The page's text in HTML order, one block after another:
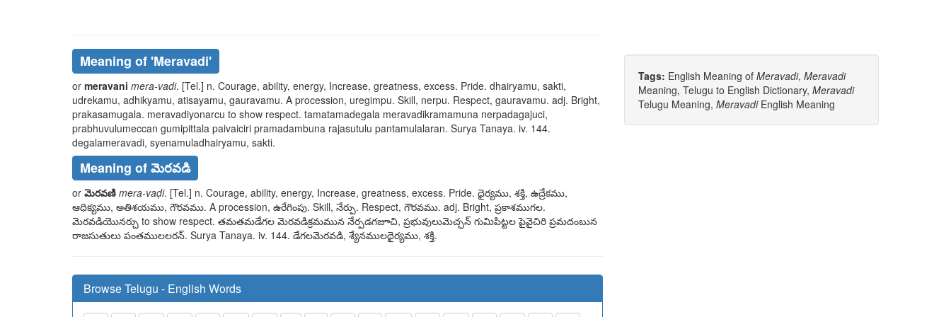
Meaning of 'meravadi'
or meravani mera-vadi. [Tel.] n. Courage, ability, energy, Increase, greatness, excess. Pride. dhairyamu, sakti,
udrekamu, adhikyamu, atisayamu, gauravamu. A procession, uregimpu. Skill, nerpu. Respect, gauravamu. adj. Bright,
prakasamugala. meravadiyonarcu to show respect. tamatamadegala meravadikramamuna nerpadagajuci,
prabhuvulumeccan gumipittala paivaiciri pramadambuna rajasutulu pantamulalaran. Surya Tanaya. iv. 144.
degalameravadi, syenamuladhairyamu, sakti.
Meaning of మెరవడి
or మెరవణి mera-vaḍi. [Tel.] n. Courage, ability, energy, Increase, greatness, excess. Pride. ధైర్యము, శక్తి, ఉద్రేకము,
ఆధిక్యము, అతిశయము, గౌరవము. A procession, ఉరేగింపు. Skill, నేర్పు. Respect, గౌరవము. adj. Bright, ప్రకాశముగల.
మెరవడియొనర్చు to show respect. తమతమడేగల మెరవడిక్రమమున నేర్పడగజూచి, ప్రభువులుమెచ్చన్ గుమిపిట్టల పైవైచిరి ప్రమదంబున
రాజసుతులు పంతములలరన్. Surya Tanaya. iv. 144. డేగలమెరవడి, శ్యేనములధైర్యము, శక్తి.
Browse Telugu - English Words
Tags: English Meaning of Meravadi, Meravadi
Meaning, Telugu to English Dictionary, Meravadi
Telugu Meaning, MeravadiEnglish Meaning